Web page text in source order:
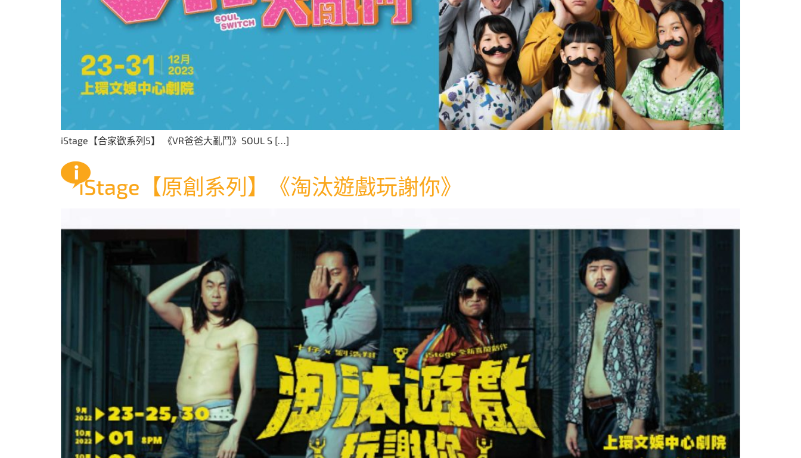
iStage【合家歡系列5】 《VR爸爸大亂鬥》SOUL S […]
iStage【原創系列】《淘汰遊戲玩謝你》